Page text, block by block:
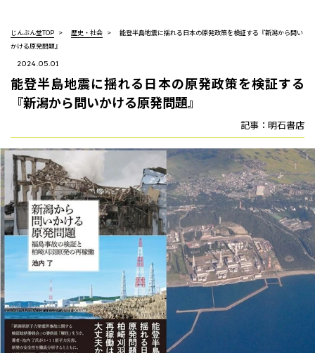
じんぶん堂TOP 歴史・社会
能登半島地震に揺れる日本の原発政策を検証する『新潟から問い
かける原発問題』
2024.05.01
能登半島地震に揺れる日本の原発政策を検証する
『新潟から問いかける原発問題』
記事：明石書店